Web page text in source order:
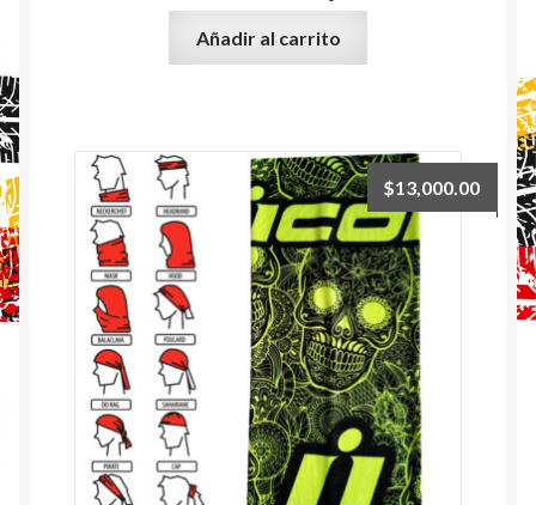
Añadir al carrito
$13,000.00